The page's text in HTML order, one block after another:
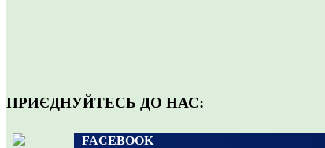
ПРИЄДНУЙТЕСЬ ДО НАС:
FACEBOOK